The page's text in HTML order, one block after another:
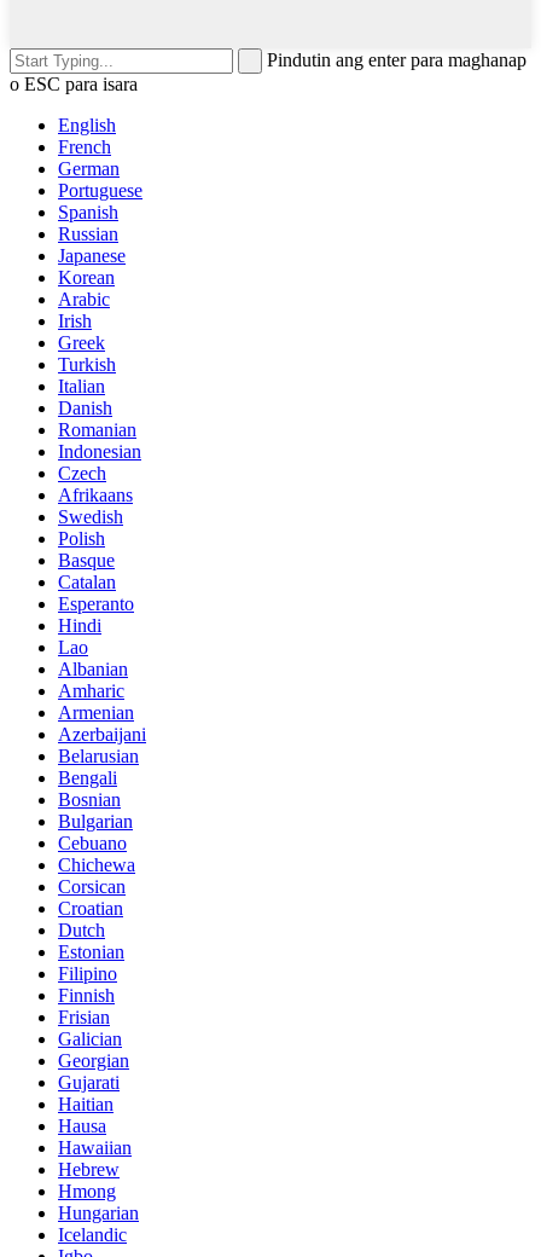
Pindutin ang enter para maghanap
o ESC para isara
English
French
German
Portuguese
Spanish
Russian
Japanese
Korean
Arabic
Irish
Greek
Turkish
Italian
Danish
Romanian
Indonesian
Czech
Afrikaans
Swedish
Polish
Basque
Catalan
Esperanto
Hindi
Lao
Albanian
Amharic
Armenian
Azerbaijani
Belarusian
Bengali
Bosnian
Bulgarian
Cebuano
Chichewa
Corsican
Croatian
Dutch
Estonian
Filipino
Finnish
Frisian
Galician
Georgian
Gujarati
Haitian
Hausa
Hawaiian
Hebrew
Hmong
Hungarian
Icelandic